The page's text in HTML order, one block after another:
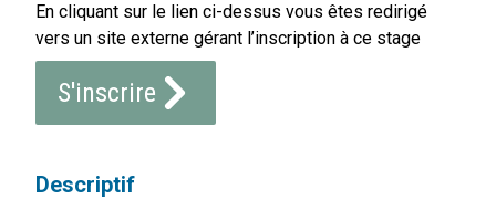
En cliquant sur le lien ci-dessus vous êtes redirigé
vers un site externe gérant l’inscription à ce stage
S'inscrire
Descriptif